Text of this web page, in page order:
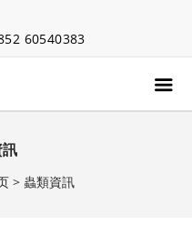
60540383
> 蟲類資訊